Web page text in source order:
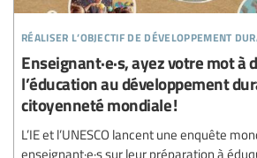
réaliser l’objectif de développement
Enseignant·e·s, ayez votre mot à
l’éducation au développement
citoyenneté mondiale !
L’IE et l’UNESCO lancent une enquête
enseignant·e·s sur leur préparation à